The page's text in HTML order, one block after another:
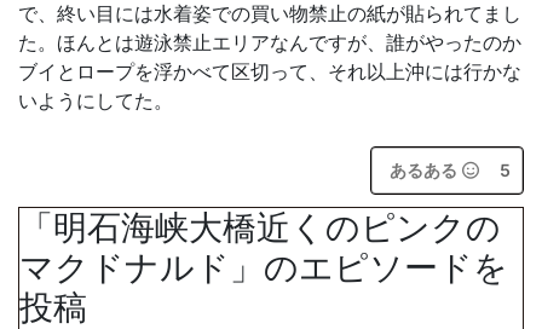
で、終い目には水着姿での買い物禁止の紙が貼られてまし
た。ほんとは遊泳禁止エリアなんですが、誰がやったのか
ブイとロープを浮かべて区切って、それ以上沖には行かな
いようにしてた。
あるある 5
「明石海峡大橋近くのピンクの
マクドナルド」のエピソードを
投稿